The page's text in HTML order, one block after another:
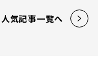
人気記事一覧へ